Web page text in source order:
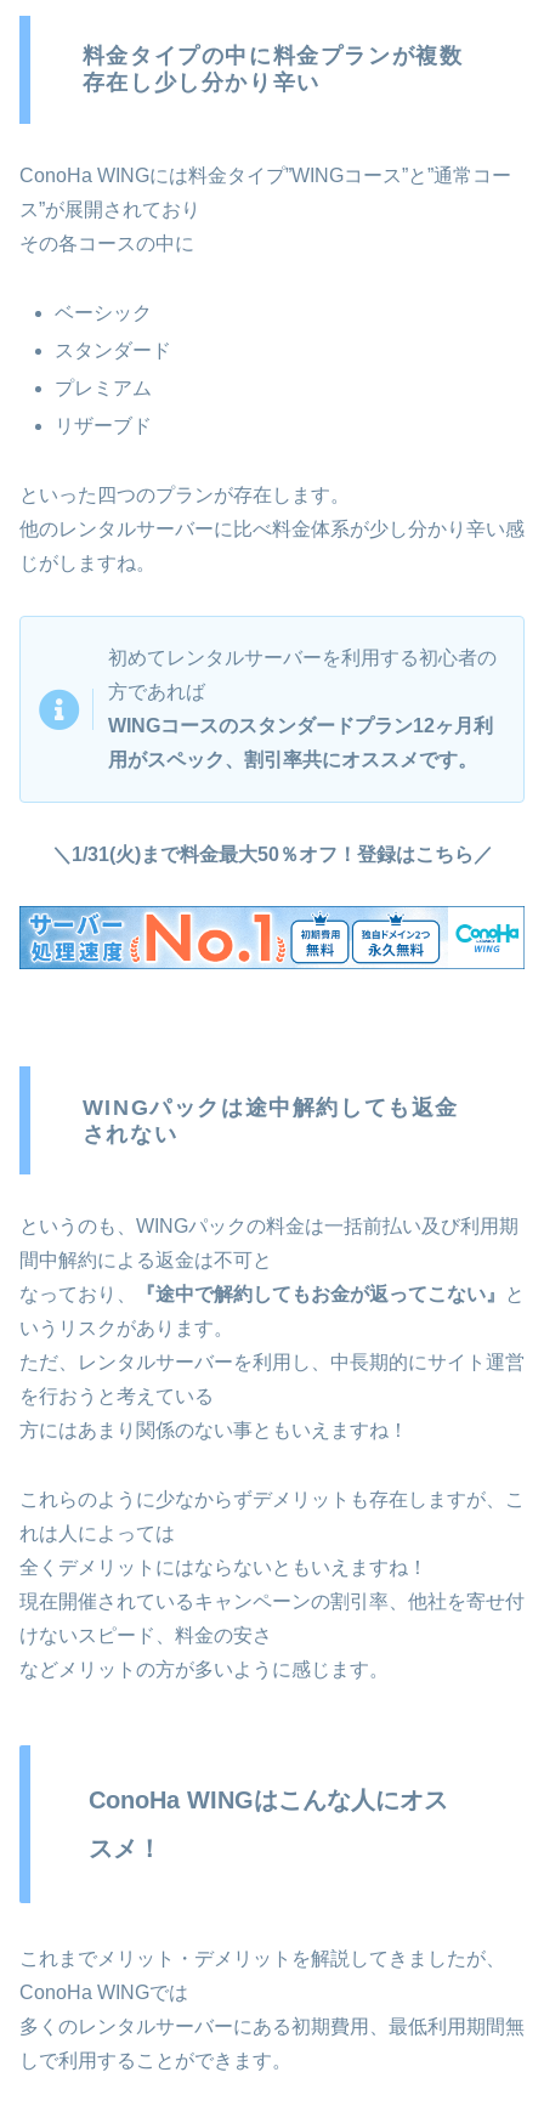
料金タイプの中に料金プランが複数
存在し少し分かり辛い
ConoHa WINGには料金タイプ”WINGコース”と”通常コー
ス”が展開されており
その各コースの中に
ベーシック
スタンダード
プレミアム
リザーブド
といった四つのプランが存在します。
他のレンタルサーバーに比べ料金体系が少し分かり辛い感
じがしますね。
初めてレンタルサーバーを利用する初心者の
方であれば
WINGコースのスタンダードプラン12ヶ月利
用がスペック、割引率共にオススメです。
＼1/31(火)まで料金最大50％オフ！登録はこちら／
WINGパックは途中解約しても返金
されない
というのも、WINGパックの料金は一括前払い及び利用期
間中解約による返金は不可と
なっており、
『途中で解約してもお金が返ってこない』
と
いうリスクがあります。
ただ、レンタルサーバーを利用し、中長期的にサイト運営
を行おうと考えている
方にはあまり関係のない事ともいえますね！
これらのように少なからずデメリットも存在しますが、こ
れは人によっては
全くデメリットにはならないともいえますね！
現在開催されているキャンペーンの割引率、他社を寄せ付
けないスピード、料金の安さ
などメリットの方が多いように感じます。
ConoHa WINGはこんな人にオス
スメ！
これまでメリット・デメリットを解説してきましたが、
ConoHa WINGでは
多くのレンタルサーバーにある初期費用、最低利用期間無
しで利用することができます。